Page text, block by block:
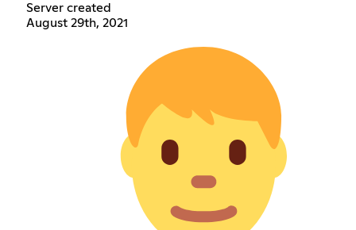
Server created
August 29th, 2021